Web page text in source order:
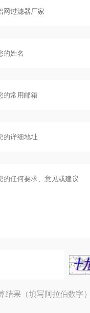
结果（填写阿拉伯数字